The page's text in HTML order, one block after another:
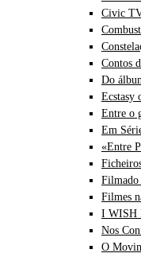
Civic
Contos
Do
Ecstasy
Entre o
Em
«Entre
Filmado
Filmes
I WISH
Nos
O